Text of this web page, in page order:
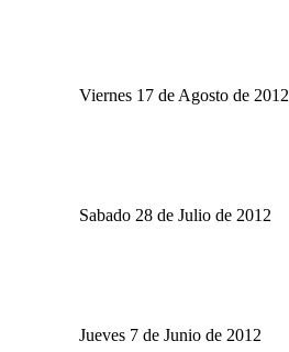
Viernes 17 de Agosto de 2012
Sabado 28 de Julio de 2012
Jueves 7 de Junio de 2012